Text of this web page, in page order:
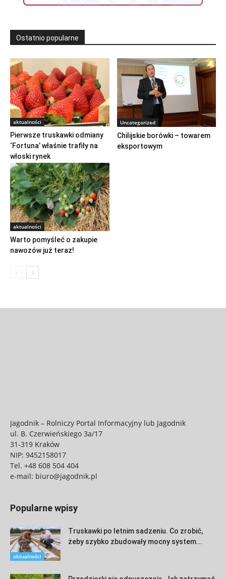
Ostatnio popularne
aktualności
Pierwsze truskawki odmiany
‘Fortuna’ właśnie trafiły na
włoski rynek
Uncategorized
Chilijskie borówki – towarem
eksportowym
aktualności
Warto pomyśleć o zakupie
nawozów już teraz!
Jagodnik – Rolniczy Portal Informacyjny lub Jagodnik
ul. B. Czerwieńskiego 3a/17
31-319 Kraków
NIP: 9452158017
Tel. +48 608 504 404
e-mail: biuro@jagodnik.pl
Popularne wpisy
aktualności
Truskawki po letnim sadzeniu. Co zrobić,
żeby szybko zbudowały mocny system...